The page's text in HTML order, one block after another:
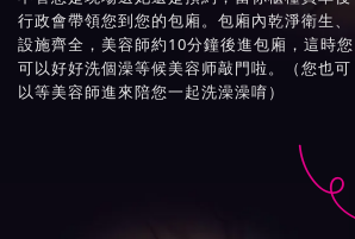
行政會帶領您到您的包廂。包廂內乾淨衛生、
設施齊全，美容師約10分鐘後進包廂，這時您
可以好好洗個澡等候美容师敲門啦。（您也可
以等美容師進來陪您一起洗澡澡唷）
